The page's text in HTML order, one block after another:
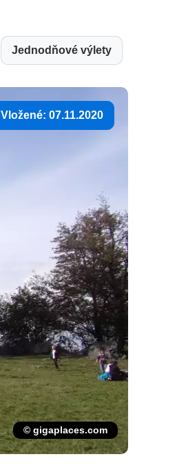
Jednodňové výlety
Vložené: 07.11.2020
© gigaplaces.com